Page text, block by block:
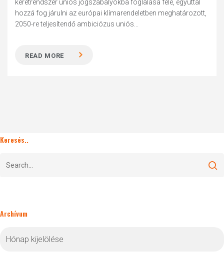
keretrendszer uniós jogszabályokba foglalása felé, egyúttal
hozzá fog járulni az európai klímarendeletben meghatározott,
2050-re teljesítendő ambiciózus uniós...
READ MORE
Keresés..
Archívum